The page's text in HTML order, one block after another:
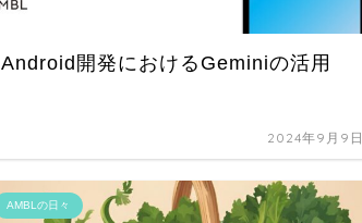
Android開発におけるGeminiの活用
2024年9月9日
AMBLの日々